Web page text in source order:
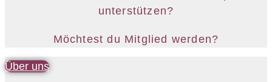
unterstützen?
Möchtest du Mitglied werden?
Über uns